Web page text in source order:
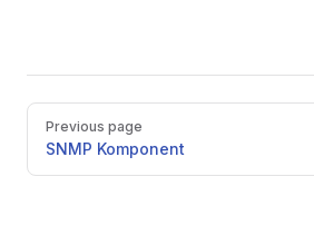
PagerPrevious page
SNMP Komponent